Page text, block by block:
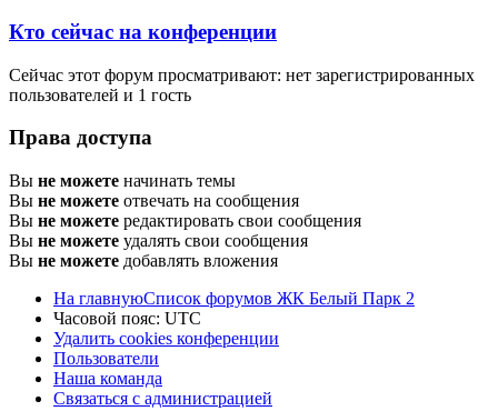
Кто сейчас на конференции
Сейчас этот форум просматривают: нет зарегистрированных
пользователей и 1 гость
Права доступа
Вы не можете начинать темы
Вы не можете отвечать на сообщения
Вы не можете редактировать свои сообщения
Вы не можете удалять свои сообщения
Вы не можете добавлять вложения
На главнуюСписок форумов ЖК Белый Парк 2
Часовой пояс: UTC
Удалить cookies конференции
Пользователи
Наша команда
Связаться с администрацией